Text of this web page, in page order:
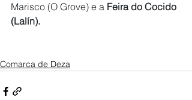
Marisco (O Grove) e a Feira do Cocido
(Lalín).
Comarca de Deza